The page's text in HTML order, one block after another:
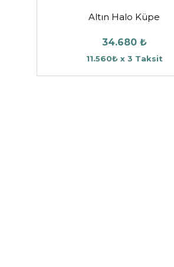
Altın Halo Küpe
34.680 ₺
11.560₺ x 3 Taksit